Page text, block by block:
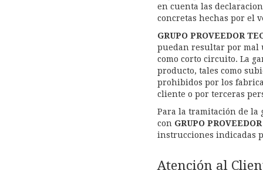
en cuenta las
concretas hechas por el
GRUPO PROVEEDOR
puedan resultar por mal
como corto circuito. La
producto, tales como
prohibidos por los
cliente o por terceras
Para la tramitación de la
con GRUPO
instrucciones indicadas
Atención al